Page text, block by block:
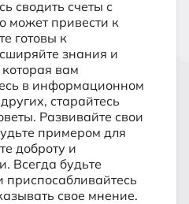
сводить счеты с
может привести к
готовы к
знания и
вам
в информационном
старайтесь
Развивайте свои
примером для
доброту и
Всегда будьте
приспосабливайтесь
свое мнение.